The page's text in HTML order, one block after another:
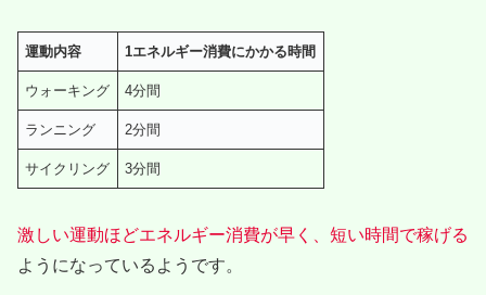
運動内容 1エネルギー消費にかかる時間
ウォーキング 4分間
ランニング 2分間
サイクリング 3分間
激しい運動ほどエネルギー消費が早く、短い時間で稼げる
ようになっているようです。